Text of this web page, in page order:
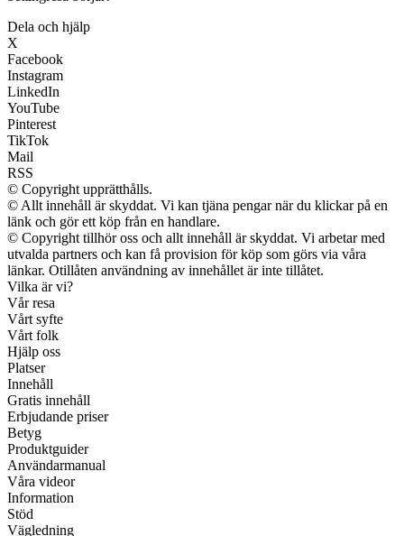
Dela och hjälp
X
Facebook
Instagram
LinkedIn
YouTube
Pinterest
TikTok
Mail
RSS
© Copyright upprätthålls.
© Allt innehåll är skyddat. Vi kan tjäna pengar när du klickar på en
länk och gör ett köp från en handlare.
© Copyright tillhör oss och allt innehåll är skyddat. Vi arbetar med
utvalda partners och kan få provision för köp som görs via våra
länkar. Otillåten användning av innehållet är inte tillåtet.
Vilka är vi?
Vår resa
Vårt syfte
Vårt folk
Hjälp oss
Platser
Innehåll
Gratis innehåll
Erbjudande priser
Betyg
Produktguider
Användarmanual
Våra videor
Information
Stöd
Vägledning